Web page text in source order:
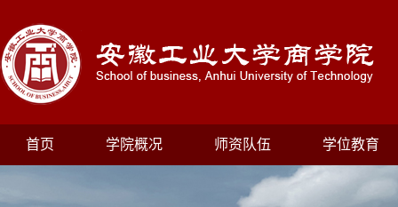
首页 学院概况 师资队伍 学位教育